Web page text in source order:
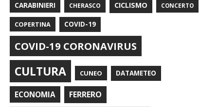
CARABINIERI CHERASCO CICLISMO CONCERTO
COPERTINA COVID-19
COVID-19 CORONAVIRUS
CULTURA CUNEO DATAMETEO
ECONOMIA FERRERO